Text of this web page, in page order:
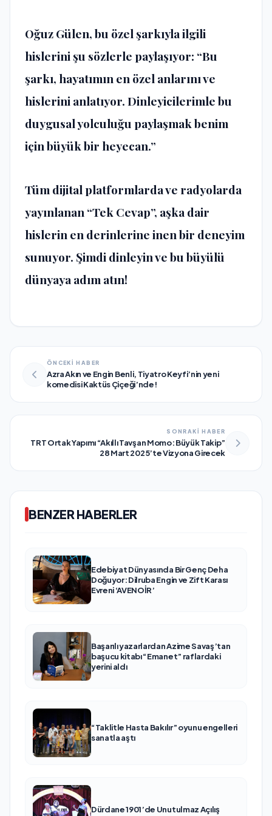
Oğuz Gülen, bu özel şarkıyla ilgili
hislerini şu sözlerle paylaşıyor: “Bu
şarkı, hayatımın en özel anlarını ve
hislerini anlatıyor. Dinleyicilerimle bu
duygusal yolculuğu paylaşmak benim
için büyük bir heyecan.”
Tüm dijital platformlarda ve radyolarda
yayınlanan “Tek Cevap”, aşka dair
hislerin en derinlerine inen bir deneyim
sunuyor. Şimdi dinleyin ve bu büyülü
dünyaya adım atın!
ÖNCEKİ HABER
Azra Akın ve Engin Benli, Tiyatro Keyfi’nin yeni
komedisi Kaktüs Çiçeği’nde!
SONRAKİ HABER
TRT Ortak Yapımı “Akıllı Tavşan Momo: Büyük Takip”
28 Mart 2025’te Vizyona Girecek
BENZER HABERLER
Edebiyat Dünyasında Bir Genç Deha
Doğuyor: Dilruba Engin ve Zift Karası
Evreni ‘AVENOİR’
Başarılı yazarlardan Azime Savaş’tan
başucu kitabı “Emanet” raflardaki
yerini aldı
“Taklitle Hasta Bakılır” oyunu engelleri
sanatla aştı
Dürdane 1901’de Unutulmaz Açılış